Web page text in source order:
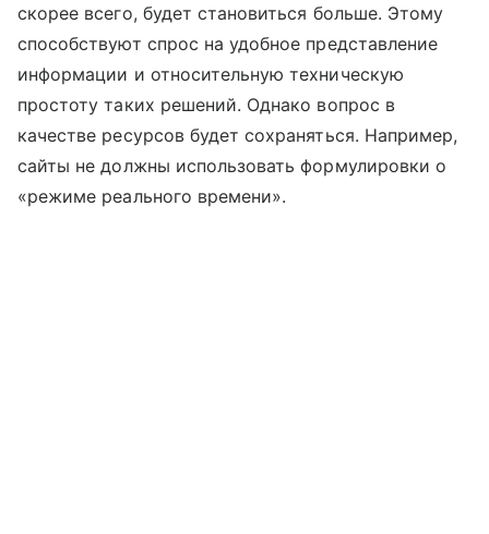
скорее всего, будет становиться больше. Этому
способствуют спрос на удобное представление
информации и относительную техническую
простоту таких решений. Однако вопрос в
качестве ресурсов будет сохраняться. Например,
сайты не должны использовать формулировки о
«режиме реального времени».